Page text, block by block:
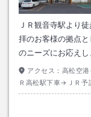
ＪＲ観音寺駅より
拝のお客様の拠点
のニーズにお応えし
アクセス： 高松空
Ｒ高松駅下車→ＪＲ予
歩約５分